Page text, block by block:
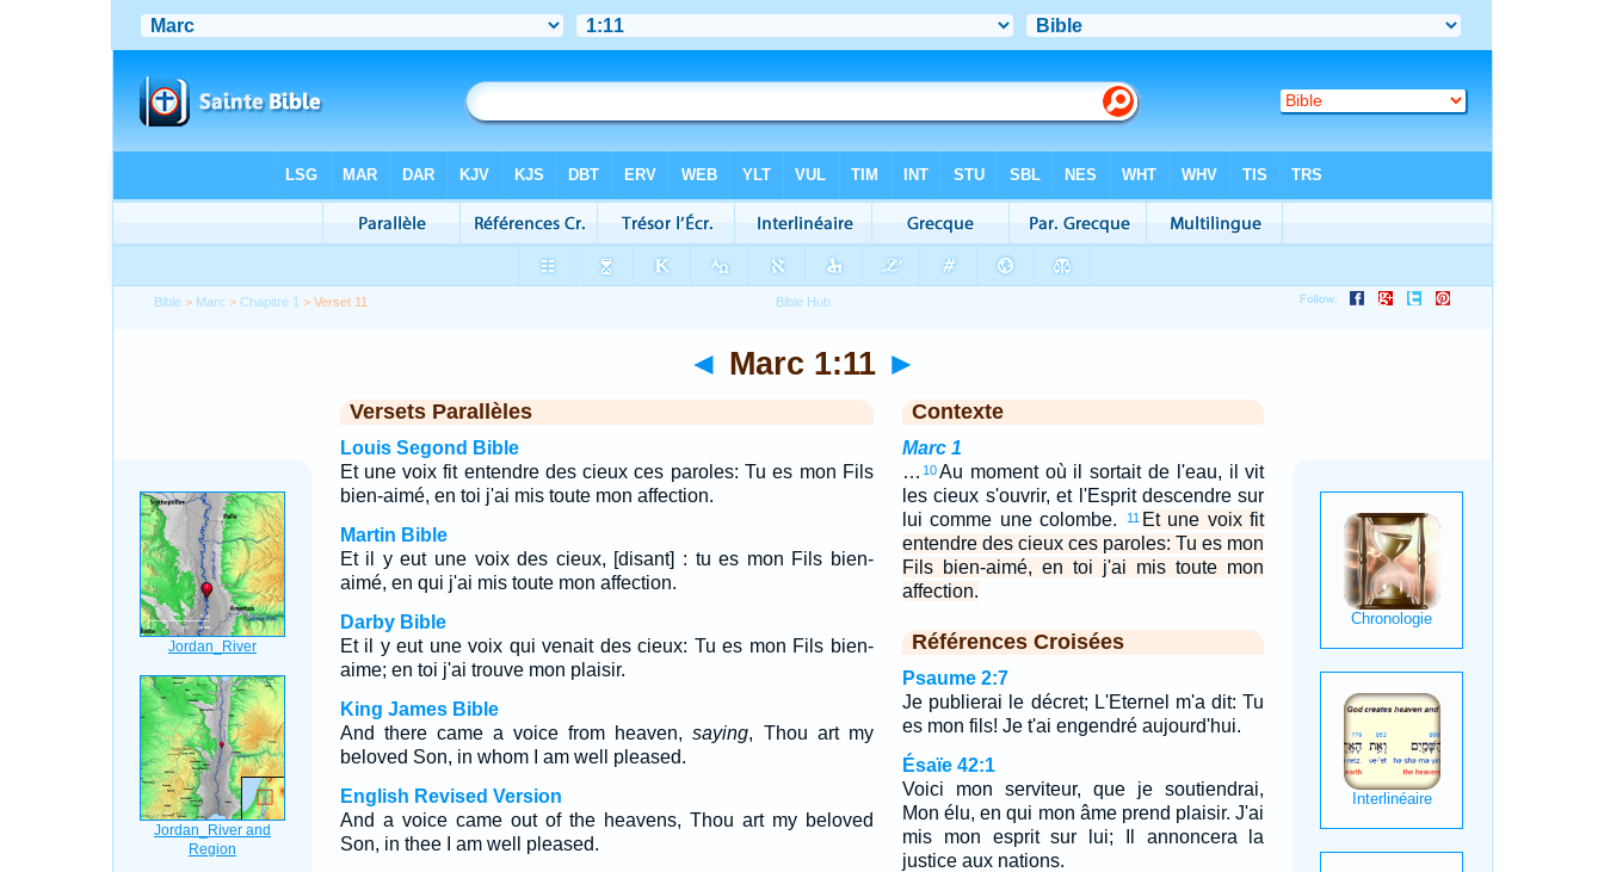
Bible > Marc >Chapitre 1 > Verset 11
◄ Marc 1:11 ►
Versets Parallèles
Louis Segond Bible
Et une voix fit entendre des cieux ces paroles: Tu es mon Fils
bien-aimé, en toi j'ai mis toute mon affection.
Martin Bible
Et il y eut une voix des cieux, [disant] : tu es mon Fils bien-
aimé, en qui j'ai mis toute mon affection.
Darby Bible
Et il y eut une voix qui venait des cieux: Tu es mon Fils bien-
aime; en toi j'ai trouve mon plaisir.
King James Bible
And there came a voice from heaven,saying, Thou art my
beloved Son, in whom I am well pleased.
English Revised Version
And a voice came out of the heavens, Thou art my beloved
Son, in thee I am well pleased.
Contexte
Marc 1
… 10Au moment où il sortait de l'eau, il vit
les cieux s'ouvrir, et l'Esprit descendre sur
lui comme une colombe.
11 Et une voix fit
entendre des cieux ces paroles: Tu es mon
Fils bien-aimé, en toi j'ai mis toute mon
affection.
Références Croisées
Psaume 2:7
Je publierai le décret; L'Eternel m'a dit: Tu
es mon fils! Je t'ai engendré aujourd'hui.
Ésaïe 42:1
Voici mon serviteur, que je soutiendrai,
Mon élu, en qui mon âme prend plaisir. J'ai
mis mon esprit sur lui; Il annoncera la
justice aux nations.